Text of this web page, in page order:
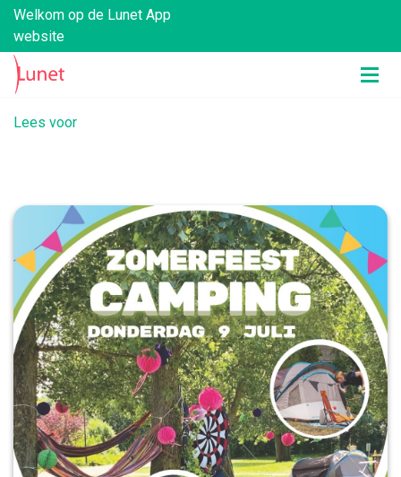
Welkom op de Lunet App
website
Lees voor